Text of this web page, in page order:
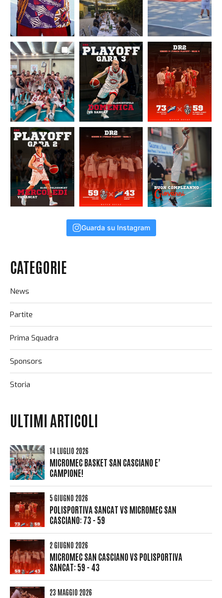
Guarda su Instagram
CATEGORIE
News
Partite
Prima Squadra
Sponsors
Storia
ULTIMI ARTICOLI
14 LUGLIO 2026
MICROMEC BASKET SAN CASCIANO E’
CAMPIONE!
5 GIUGNO 2026
POLISPORTIVA SANCAT VS MICROMEC SAN
CASCIANO: 73 - 59
2 GIUGNO 2026
MICROMEC SAN CASCIANO VS POLISPORTIVA
SANCAT: 59 - 43
23 MAGGIO 2026